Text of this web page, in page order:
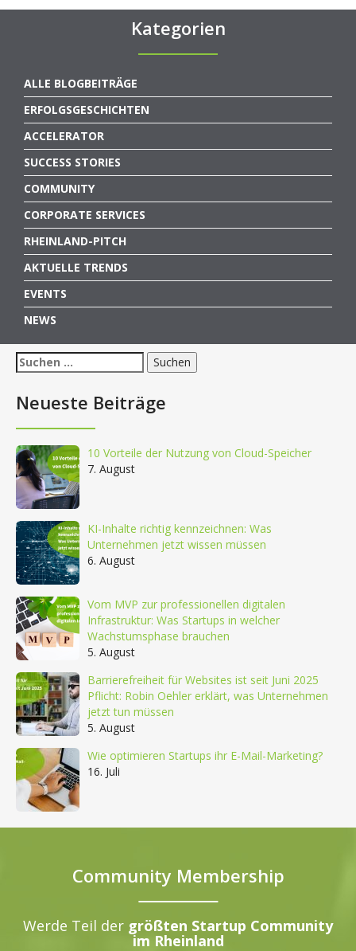
Kategorien
ALLE BLOGBEITRÄGE
ERFOLGSGESCHICHTEN
ACCELERATOR
SUCCESS STORIES
COMMUNITY
CORPORATE SERVICES
RHEINLAND-PITCH
AKTUELLE TRENDS
EVENTS
NEWS
Suchen
nach:
Neueste Beiträge
10 Vorteile der Nutzung von Cloud-Speicher
7. August
KI-Inhalte richtig kennzeichnen: Was
Unternehmen jetzt wissen müssen
6. August
Vom MVP zur professionellen digitalen
Infrastruktur: Was Startups in welcher
Wachstumsphase brauchen
5. August
Barrierefreiheit für Websites ist seit Juni 2025
Pflicht: Robin Oehler erklärt, was Unternehmen
jetzt tun müssen
5. August
Wie optimieren Startups ihr E-Mail-Marketing?
16. Juli
Community Membership
Werde Teil der größten Startup Community
im Rheinland